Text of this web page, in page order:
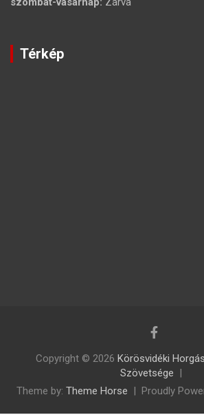
Térkép
Copyright © 2026 Körösvidéki
Szövetsége
Theme by: Theme Horse Proudly